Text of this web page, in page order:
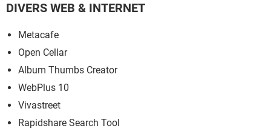
DIVERS WEB & INTERNET
Metacafe
Open Cellar
Album Thumbs Creator
WebPlus 10
Vivastreet
Rapidshare Search Tool